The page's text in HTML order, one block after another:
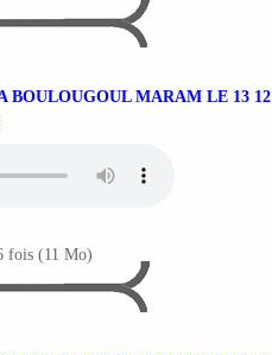
BOULOUGOUL MARAM LE 13 12
fois (11 Mo)